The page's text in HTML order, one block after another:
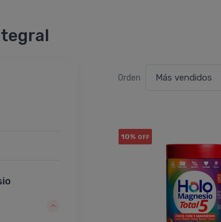
Orden
10% OFF